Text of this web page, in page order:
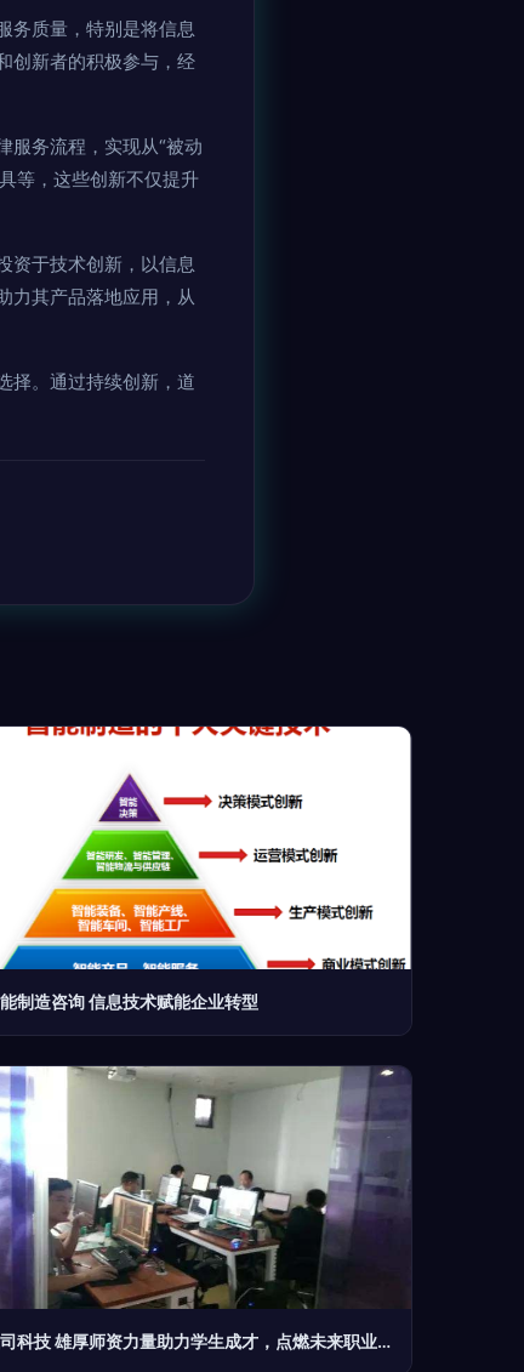
务质量，特别是将信息
创新者的积极参与，经
服务流程，实现从“被动
等，这些创新不仅提升
资于技术创新，以信息
力其产品落地应用，从
择。通过持续创新，道
制造咨询 信息技术赋能企业转型
晟司科技 雄厚师资力量助力学生成才，点燃未来职业之星